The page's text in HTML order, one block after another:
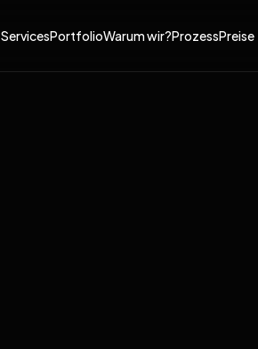
ServicesPortfolioWarum wir?ProzessPreise